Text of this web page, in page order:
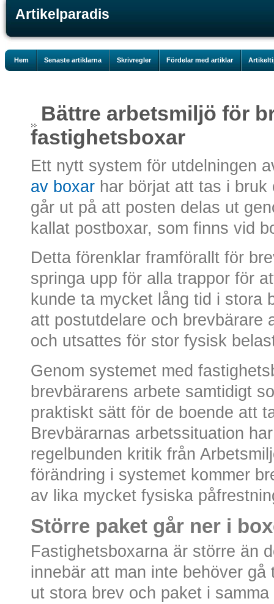
Artikelparadis
Hem Senaste artiklarna Skrivregler Fördelar med artiklar
Bättre arbetsmiljö för
fastighetsboxar
Ett nytt system för utdelningen
av boxar har börjat att tas i
går ut på att posten delas ut
kallat postboxar, som finns vid
Detta förenklar framförallt för
springa upp för alla trappor för
kunde ta mycket lång tid i stora
att postutdelare och brevbärare
och utsattes för stor fysisk
Genom systemet med
brevbärarens arbete samtidigt
praktiskt sätt för de boende att
Brevbärarnas arbetssituation
regelbunden kritik från
förändring i systemet kommer
av lika mycket fysiska
Större paket går ner i
Fastighetsboxarna är större än
innebär att man inte behöver
ut stora brev och paket i